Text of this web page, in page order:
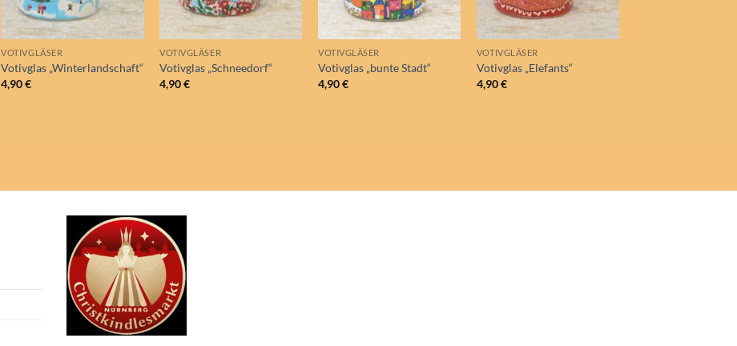
VOTIVGLÄSER
Votivglas „Winterlandschaft“
4,90€
VOTIVGLÄSER
Votivglas „Schneedorf“
4,90€
VOTIVGLÄSER
Votivglas „bunte Stadt“
4,90€
VOTIVGLÄSER
Votivglas „Elefants“
4,90€